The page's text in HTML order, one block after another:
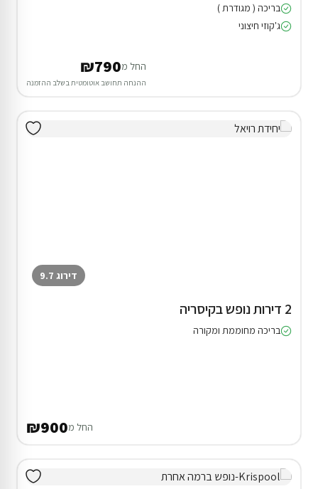
בריכה ( מגודרת )
ג'קוזי חיצוני
החל מ₪790
ההנחה תחושב אוטומטית בשלב ההזמנה
דירוג 9.7
2 דירות נופש בקיסריה
בריכה מחוממת ומקורה
החל מ₪900